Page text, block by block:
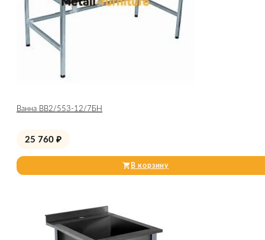
Ванна ВВ2/553-12/7БН
25 760 ₽
В корзину